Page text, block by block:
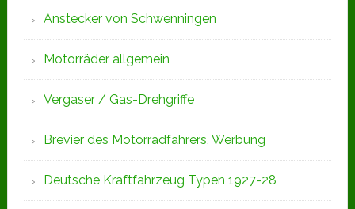
Anstecker von Schwenningen
Motorräder allgemein
Vergaser / Gas-Drehgriffe
Brevier des Motorradfahrers, Werbung
Deutsche Kraftfahrzeug Typen 1927-28